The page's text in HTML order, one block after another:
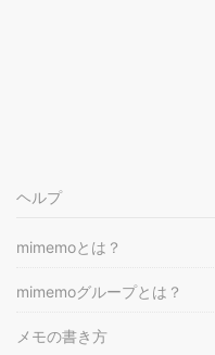
ヘルプ
mimemoとは？
mimemoグループとは？
メモの書き方